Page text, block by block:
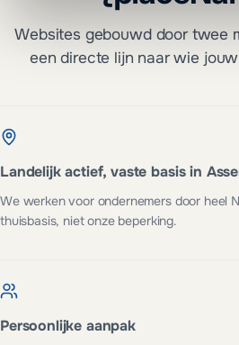
Websites gebouwd door twee
een directe lijn naar wie
Landelijk actief, vaste basis in
We werken voor ondernemers door heel
thuisbasis, niet onze beperking.
Persoonlijke aanpak